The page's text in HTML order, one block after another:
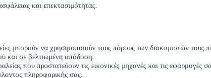
και επεκτασιμότητας.
μπορούν να χρησιμοποιούν τους πόρους των διακομιστών τους
και σε βελτιωμένη απόδοση.
που προστατεύουν τις εικονικές μηχανές και τις εφαρμογές
πληροφορικής σας.